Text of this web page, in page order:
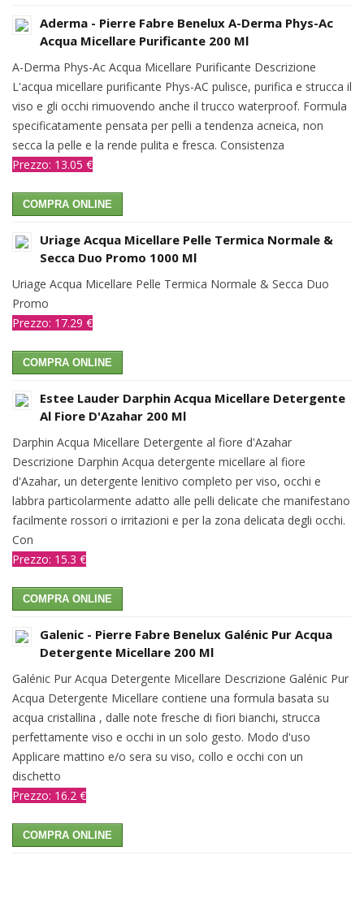
Aderma - Pierre Fabre Benelux A-Derma Phys-Ac
Acqua Micellare Purificante 200 Ml
A-Derma Phys-Ac Acqua Micellare Purificante Descrizione
L'acqua micellare purificante Phys-AC pulisce, purifica e strucca il
viso e gli occhi rimuovendo anche il trucco waterproof. Formula
specificatamente pensata per pelli a tendenza acneica, non
secca la pelle e la rende pulita e fresca. Consistenza
Prezzo: 13.05 €
COMPRA ONLINE
Uriage Acqua Micellare Pelle Termica Normale &
Secca Duo Promo 1000 Ml
Uriage Acqua Micellare Pelle Termica Normale & Secca Duo
Promo
Prezzo: 17.29 €
COMPRA ONLINE
Estee Lauder Darphin Acqua Micellare Detergente
Al Fiore D'Azahar 200 Ml
Darphin Acqua Micellare Detergente al fiore d'Azahar
Descrizione Darphin Acqua detergente micellare al fiore
d'Azahar, un detergente lenitivo completo per viso, occhi e
labbra particolarmente adatto alle pelli delicate che manifestano
facilmente rossori o irritazioni e per la zona delicata degli occhi.
Con
Prezzo: 15.3 €
COMPRA ONLINE
Galenic - Pierre Fabre Benelux Galénic Pur Acqua
Detergente Micellare 200 Ml
Galénic Pur Acqua Detergente Micellare Descrizione Galénic Pur
Acqua Detergente Micellare contiene una formula basata su
acqua cristallina , dalle note fresche di fiori bianchi, strucca
perfettamente viso e occhi in un solo gesto. Modo d'uso
Applicare mattino e/o sera su viso, collo e occhi con un
dischetto
Prezzo: 16.2 €
COMPRA ONLINE